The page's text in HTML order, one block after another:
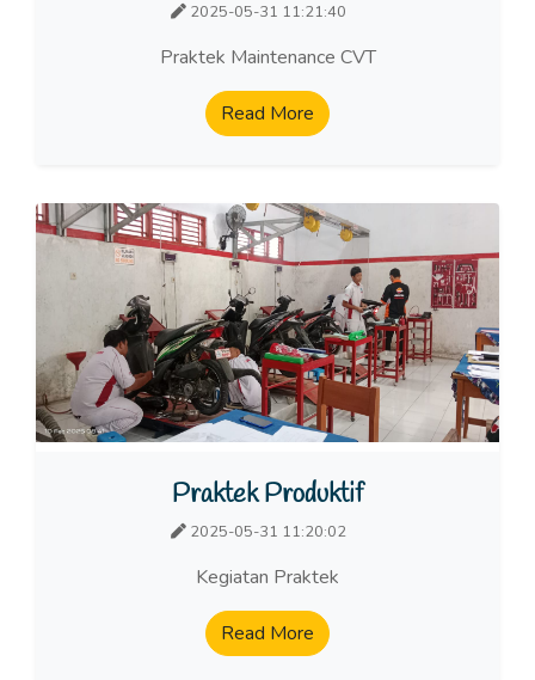
2025-05-31 11:21:40
Praktek Maintenance CVT
Read More
Praktek Produktif
2025-05-31 11:20:02
Kegiatan Praktek
Read More